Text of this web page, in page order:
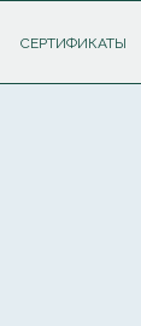
СЕРТИФИКАТЫ